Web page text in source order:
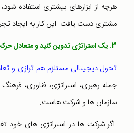
هرچه از ابزارهای بیشتری استفاده
مشتری دست یافت. این کار به ایجاد
3. یک استراتژی تدوین کنید و متعادل حرکت کنید:
تحول دیجیتالی مستلزم هم ترازی و
جمله رهبری، استراتژی، فناوری،
سازمان ها و شرکت هاست.
اگر شرکت ها در استراتژی های خود